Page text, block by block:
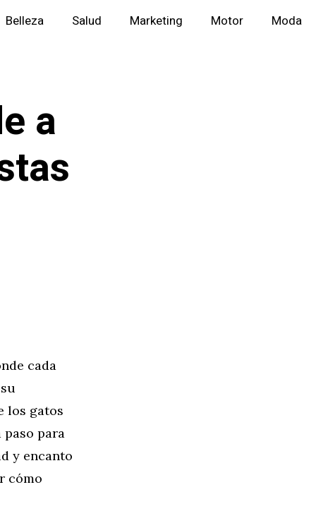
Belleza Salud Marketing Motor Moda
a
cada
los gatos
paso para
y encanto
cómo